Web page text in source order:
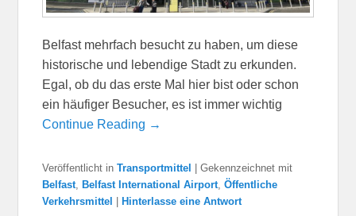
Belfast mehrfach besucht zu haben, um diese
historische und lebendige Stadt zu erkunden.
Egal, ob du das erste Mal hier bist oder schon
ein häufiger Besucher, es ist immer wichtig
Continue Reading →
Veröffentlicht in Transportmittel |Gekennzeichnet mit
Belfast, Belfast International Airport,Öffentliche
Verkehrsmittel
Hinterlasse eine Antwort